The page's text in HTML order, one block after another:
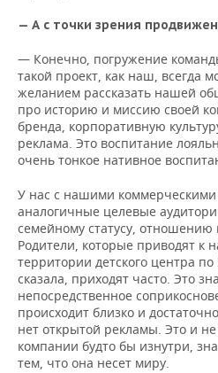
— А с точки зрения
— Конечно, погружение
такой проект, как наш, всегда
желанием рассказать нашей
про историю и миссию своей
бренда, корпоративную
реклама. Это воспитание
очень тонкое нативное
У нас с нашими
аналогичные целевые
семейному статусу, отношению
Родители, которые приводят к
территории детского центра
сказала, приходят часто. Это
непосредственное
происходит близко и
нет открытой рекламы. Это и
компании будто бы изнутри,
тем, что она несет миру.